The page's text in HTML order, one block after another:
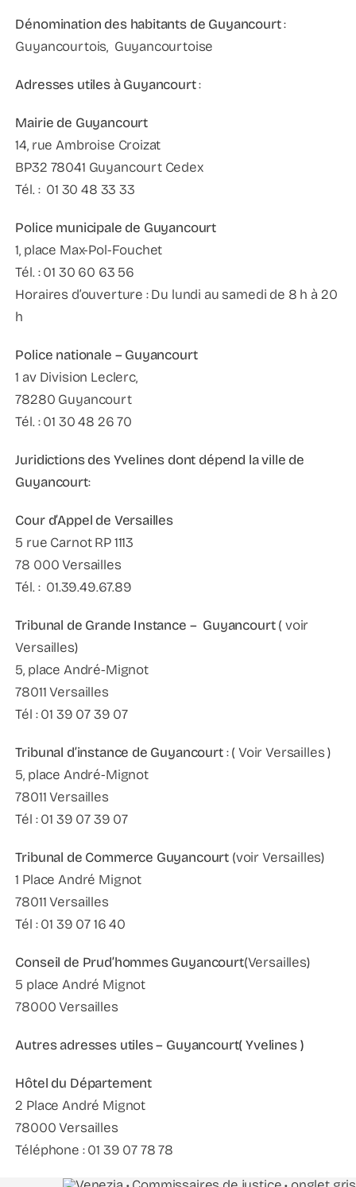
Dénomination des habitants de Guyancourt:
Guyancourtois, Guyancourtoise
Adresses utiles à Guyancourt:
Mairie de Guyancourt
14, rue Ambroise Croizat
BP32 78041 Guyancourt Cedex
Tél. : 01 30 48 33 33
Police municipale de Guyancourt
1, place Max-Pol-Fouchet
Tél. : 01 30 60 63 56
Horaires d’ouverture : Du lundi au samedi de 8 h à 20
h
Police nationale – Guyancourt
1 av Division Leclerc,
78280 Guyancourt
Tél. : 01 30 48 26 70
Juridictions des Yvelines dont dépend la ville de
Guyancourt:
Cour d’Appel de Versailles
5 rue Carnot RP 1113
78 000 Versailles
Tél. : 01.39.49.67.89
Tribunal de Grande Instance – Guyancourt( voir
Versailles)
5, place André-Mignot
78011 Versailles
Tél : 01 39 07 39 07
Tribunal d’instance de Guyancourt: ( Voir Versailles )
5, place André-Mignot
78011 Versailles
Tél : 01 39 07 39 07
Tribunal de Commerce Guyancourt (voir Versailles)
1 Place André Mignot
78011 Versailles
Tél : 01 39 07 16 40
Conseil de Prud’hommesGuyancourt(Versailles)
5 place André Mignot
78000 Versailles
Autres adresses utiles – Guyancourt( Yvelines )
Hôtel du Département
2 Place André Mignot
78000 Versailles
Téléphone : 01 39 07 78 78